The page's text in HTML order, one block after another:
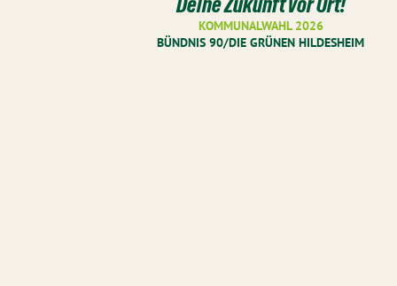
KOMMUNALWAHL 2026
BÜNDNIS 90/DIE GRÜNEN HILDESHEIM